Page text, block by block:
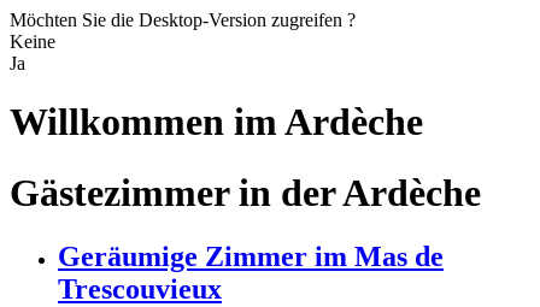
Möchten Sie die Desktop-Version zugreifen ?
Keine
Ja
Willkommen imArdèche
Gästezimmer in der Ardèche
Geräumige Zimmer im Mas de
Trescouvieux